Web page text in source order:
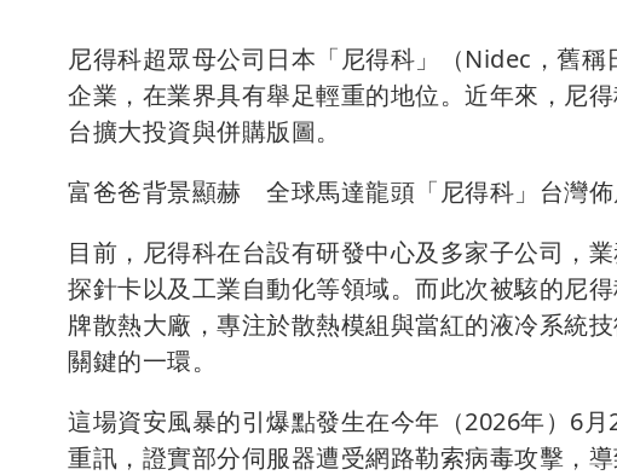
尼得科超眾母公司日本「尼得科」（Nidec，舊
企業，在業界具有舉足輕重的地位。近年來，尼
台擴大投資與併購版圖。
富爸爸背景顯赫 全球馬達龍頭「尼得科」台灣
目前，尼得科在台設有研發中心及多家子公司，
探針卡以及工業自動化等領域。而此次被駭的尼
牌散熱大廠，專注於散熱模組與當紅的液冷系統
關鍵的一環。
這場資安風暴的引爆點發生在今年（2026年）6
重訊，證實部分伺服器遭受網路勒索病毒攻擊，